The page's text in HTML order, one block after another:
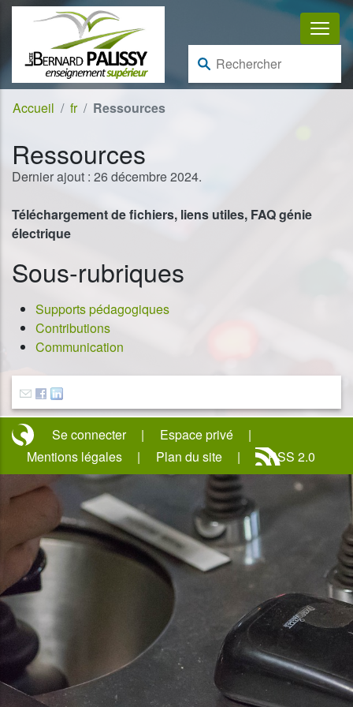
Aller au contenu
Aller à la navigation
Rechercher :
Accueil fr Ressources
Ressources
Dernier ajout : 26 décembre 2024.
Téléchargement de fichiers, liens utiles, FAQ génie
électrique
Sous-rubriques
Supports pédagogiques
Contributions
Communication
Se connecter
Espace privé
Mentions légales
Plan du site RSS 2.0